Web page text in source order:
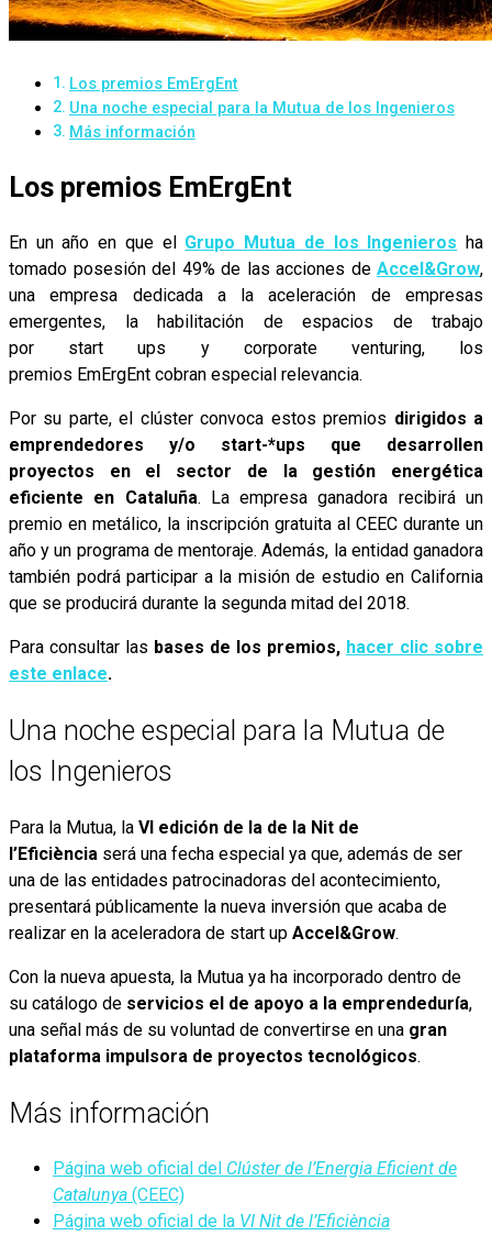
Los premios EmErgEnt
Una noche especial para la Mutua de los Ingenieros
Más información
Los premios EmErgEnt
En un año en que el Grupo Mutua de los Ingenieros ha
tomado posesión del 49% de las acciones de Accel&Grow,
una empresa dedicada a la aceleración de empresas
emergentes, la habilitación de espacios de trabajo
por start ups y corporate venturing, los
premios EmErgEnt cobran especial relevancia.
Por su parte, el clúster convoca estos premios dirigidos a
emprendedores y/o start-*ups que desarrollen
proyectos en el sector de la gestión energética
eficiente en Cataluña. La empresa ganadora recibirá un
premio en metálico, la inscripción gratuita al CEEC durante un
año y un programa de mentoraje. Además, la entidad ganadora
también podrá participar a la misión de estudio en California
que se producirá durante la segunda mitad del 2018.
Para consultar las bases de los premios, hacer clic sobre
este enlace.
Una noche especial para la Mutua de
los Ingenieros
Para la Mutua, la VI edición de la de la Nit de
l’Eficiència será una fecha especial ya que, además de ser
una de las entidades patrocinadoras del acontecimiento,
presentará públicamente la nueva inversión que acaba de
realizar en la aceleradora de start up Accel&Grow.
Con la nueva apuesta, la Mutua ya ha incorporado dentro de
su catálogo de servicios el de apoyo a la emprendeduría,
una señal más de su voluntad de convertirse en una gran
plataforma impulsora de proyectos tecnológicos.
Más información
Página web oficial del Clúster de l’Energia Eficient de
Catalunya (CEEC)
Página web oficial de la VI Nit de l’Eficiència